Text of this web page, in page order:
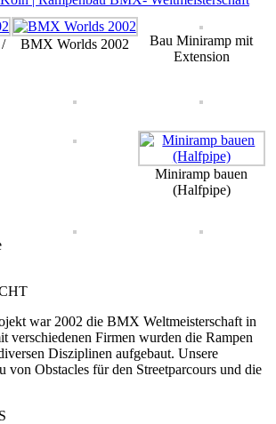
BMX Worlds 2002
Bau Miniramp mit
Extension
Miniramp bauen
(Halfpipe)
war 2002 die BMX Weltmeisterschaft in
verschiedenen Firmen wurden die Rampen
Disziplinen aufgebaut. Unsere
von Obstacles für den Streetparcours und die